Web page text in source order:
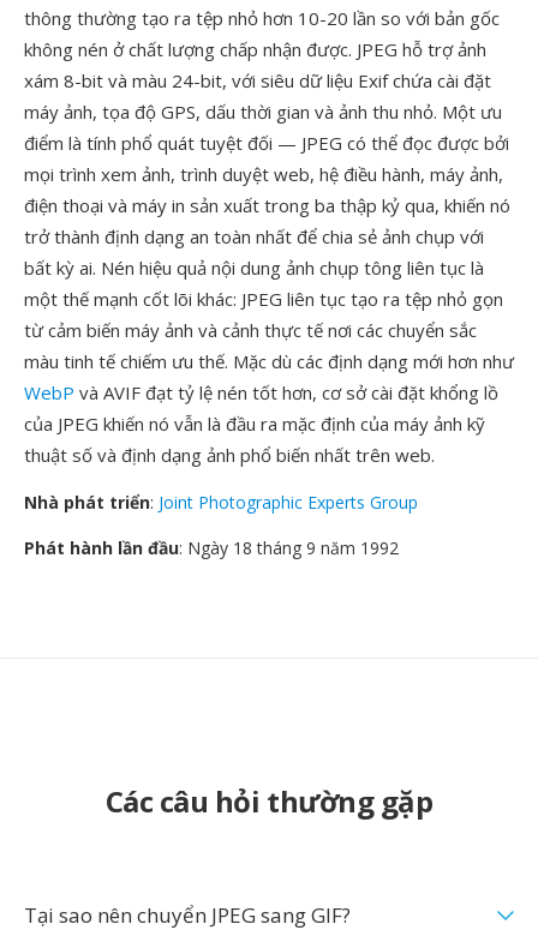
thông thường tạo ra tệp nhỏ hơn 10-20 lần so với bản gốc
không nén ở chất lượng chấp nhận được. JPEG hỗ trợ ảnh
xám 8-bit và màu 24-bit, với siêu dữ liệu Exif chứa cài đặt
máy ảnh, tọa độ GPS, dấu thời gian và ảnh thu nhỏ. Một ưu
điểm là tính phổ quát tuyệt đối — JPEG có thể đọc được bởi
mọi trình xem ảnh, trình duyệt web, hệ điều hành, máy ảnh,
điện thoại và máy in sản xuất trong ba thập kỷ qua, khiến nó
trở thành định dạng an toàn nhất để chia sẻ ảnh chụp với
bất kỳ ai. Nén hiệu quả nội dung ảnh chụp tông liên tục là
một thế mạnh cốt lõi khác: JPEG liên tục tạo ra tệp nhỏ gọn
từ cảm biến máy ảnh và cảnh thực tế nơi các chuyển sắc
màu tinh tế chiếm ưu thế. Mặc dù các định dạng mới hơn như
WebP và AVIF đạt tỷ lệ nén tốt hơn, cơ sở cài đặt khổng lồ
của JPEG khiến nó vẫn là đầu ra mặc định của máy ảnh kỹ
thuật số và định dạng ảnh phổ biến nhất trên web.
Nhà phát triển: Joint Photographic Experts Group
Phát hành lần đầu: Ngày 18 tháng 9 năm 1992
Các câu hỏi thường gặp
Tại sao nên chuyển JPEG sang GIF?